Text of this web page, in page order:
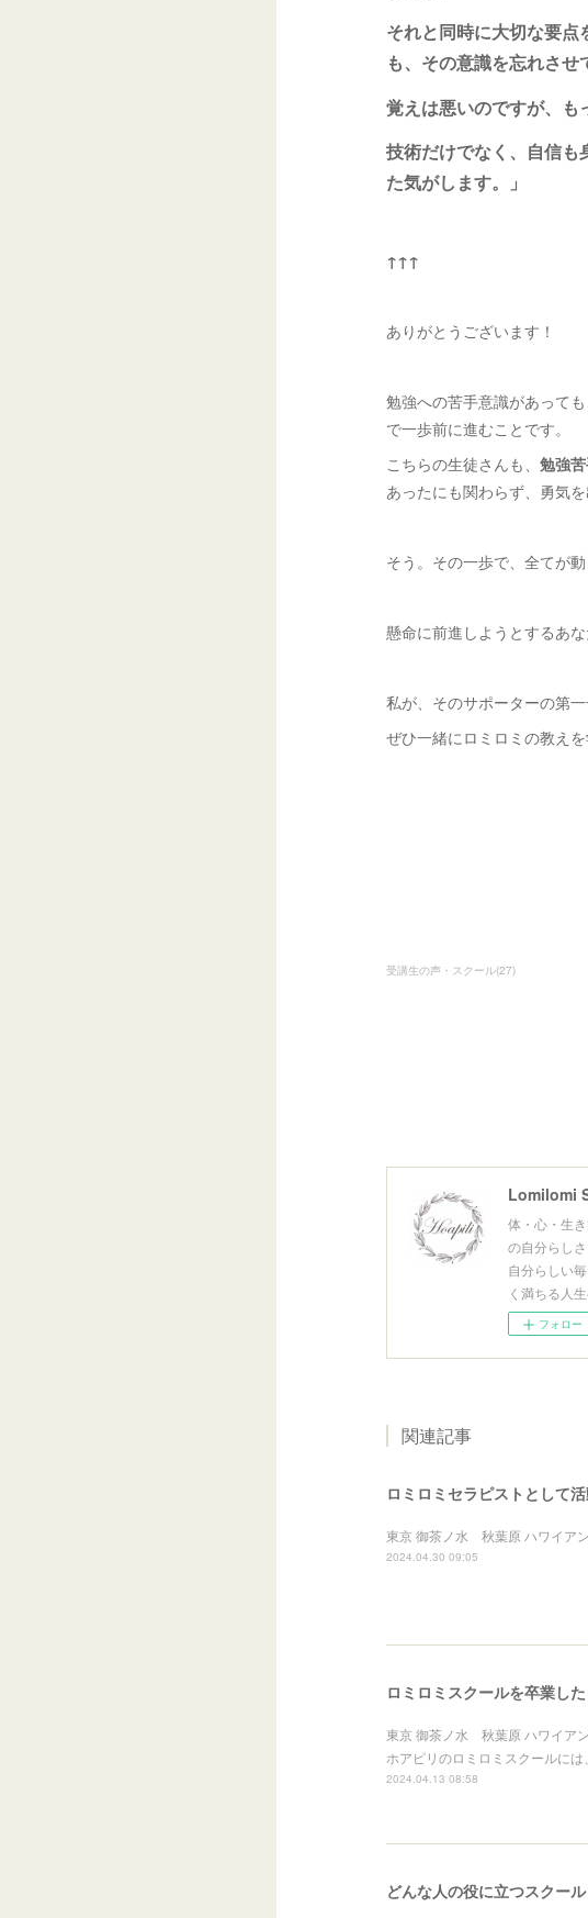
それと同時に大切な要点
も、その意識を忘れさせ
覚えは悪いのですが、も
技術だけでなく、自信も
た気がします。」
↑↑↑
ありがとうございます！
勉強への苦手意識があって
で一歩前に進むことです。
こちらの生徒さんも、 勉強
あったにも関わらず、勇気
そう。その一歩で、全てが
懸命に前進しようとするあ
私が、そのサポーターの第
ぜひ一緒にロミロミの教えを
受講生の声・スクール(27)
Lomilomi
体・心・生
の自分らし
自分らしい
く満ちる人生
フォロー
関連記事
ロミロミセラピストとして
東京 御茶ノ水 秋葉原 ハワイア
2024.04.30 09:05
ロミロミスクールを卒業し
東京 御茶ノ水 秋葉原 ハワイア
ホアピリのロミロミスクールには
2024.04.13 08:58
どんな人の役に立つスクー